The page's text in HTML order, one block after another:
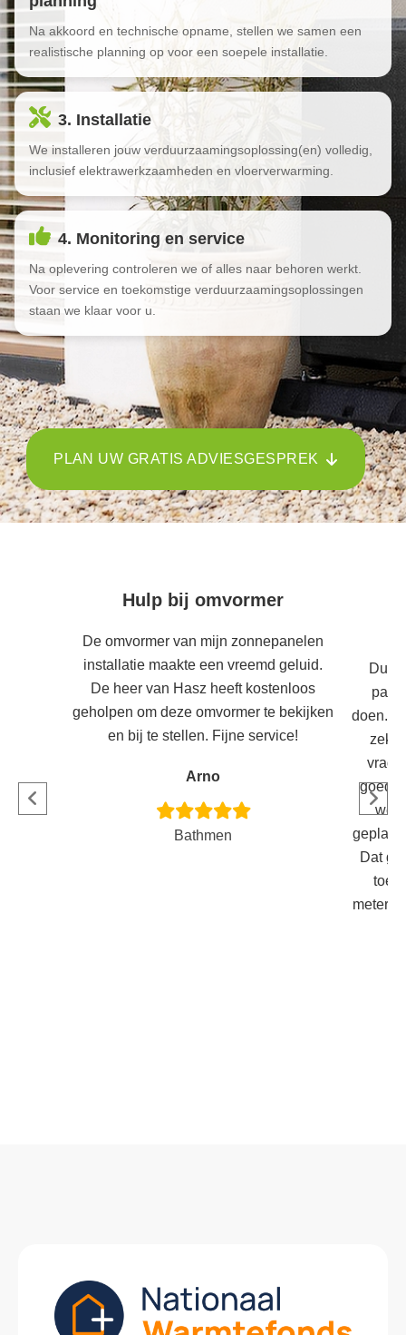
Na akkoord en technische opname, stellen we samen een
realistische planning op voor een soepele installatie.
3. Installatie
We installeren jouw verduurzaamingsoplossing(en) volledig,
inclusief elektrawerkzaamheden en vloerverwarming.
4. Monitoring en service
Na oplevering controleren we of alles naar behoren werkt.
Voor service en toekomstige verduurzaamingsoplossingen
staan we klaar voor u.
PLAN UW GRATIS ADVIESGESPREK
Hulp bij omvormer
De omvormer van mijn zonnepanelen
installatie maakte een vreemd geluid.
De heer van Hasz heeft kostenloos
geholpen om deze omvormer te bekijken
en bij te stellen. Fijne service!
Arno
Bathmen
doen.
goed
Dat